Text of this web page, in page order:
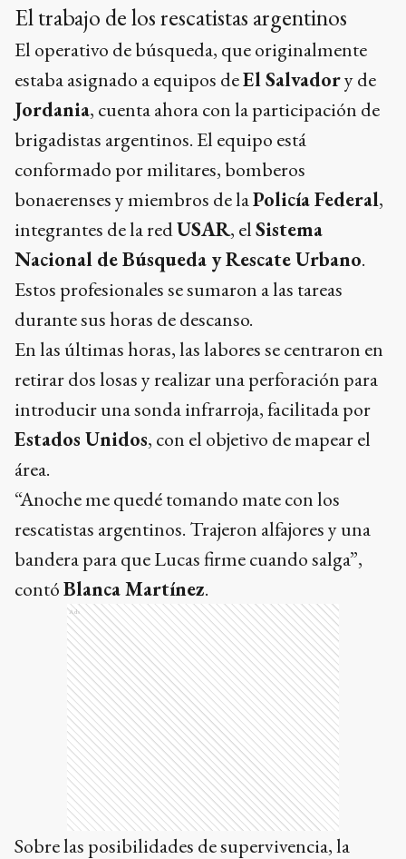
El trabajo de los rescatistas argentinos
El operativo de búsqueda, que originalmente
estaba asignado a equipos deEl Salvadory de
Jordania, cuenta ahora con la participación de
brigadistas argentinos. El equipo está
conformado por militares, bomberos
bonaerenses y miembros de laPolicía Federal,
integrantes de la redUSAR, elSistema
Nacional de Búsqueda y Rescate Urbano.
Estos profesionales se sumaron a las tareas
durante sus horas de descanso.
En las últimas horas, las labores se centraron en
retirar dos losas y realizar una perforación para
introducir una sonda infrarroja, facilitada por
Estados Unidos, con el objetivo de mapear el
área.
“Anoche me quedé tomando mate con los
rescatistas argentinos. Trajeron alfajores y una
bandera para que Lucas firme cuando salga”,
contóBlanca Martínez.
Ads
Sobre las posibilidades de supervivencia, la